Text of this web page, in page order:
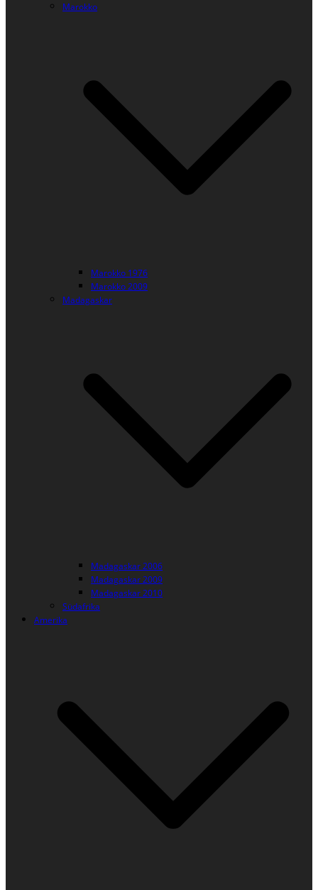
Marokko
Marokko 1976
Marokko 2009
Madagaskar
Madagaskar 2006
Madagaskar 2009
Madagaskar 2010
Südafrika
Amerika